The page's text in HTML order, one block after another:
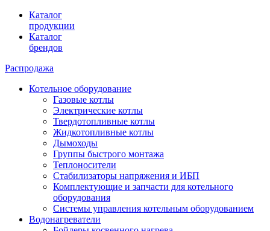
Каталог
продукции
Каталог
брендов
Распродажа
Котельное оборудование
Газовые котлы
Электрические котлы
Твердотопливные котлы
Жидкотопливные котлы
Дымоходы
Группы быстрого монтажа
Теплоносители
Стабилизаторы напряжения и ИБП
Комплектующие и запчасти для котельного
оборудования
Системы управления котельным оборудованием
Водонагреватели